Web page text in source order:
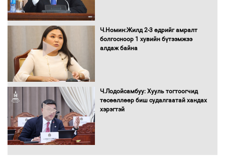
Ч.Номин:Жилд 2-3 өдрийг амралт
болгосноор 1 хувийн бүтээмжээ
алдаж байна
Ч.Лодойсамбуу: Хууль тогтоогчид
төсөөллөөр биш судалгаатай хандах
хэрэгтэй